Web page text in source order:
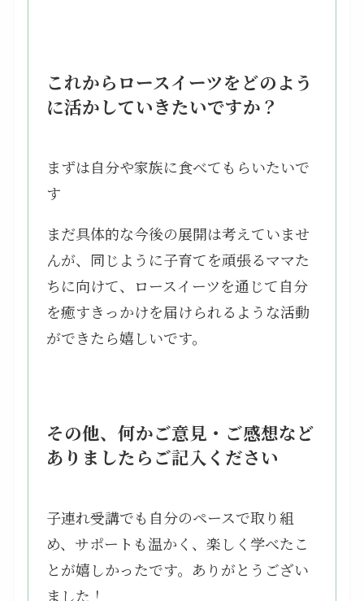
これからロースイーツをどのよう
に活かしていきたいですか？
まずは自分や家族に食べてもらいたいで
す
まだ具体的な今後の展開は考えていませ
んが、同じように子育てを頑張るママた
ちに向けて、ロースイーツを通じて自分
を癒すきっかけを届けられるような活動
ができたら嬉しいです。
その他、何かご意見・ご感想など
ありましたらご記入ください
子連れ受講でも自分のペースで取り組
め、サポートも温かく、楽しく学べたこ
とが嬉しかったです。ありがとうござい
ました！